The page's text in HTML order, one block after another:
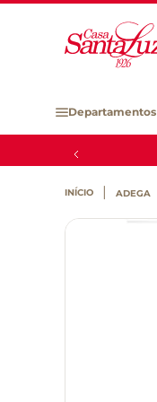
Departamentos
ADEGA